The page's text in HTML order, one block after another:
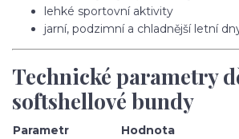
lehké sportovní aktivity
jarní, podzimní a chladnější letní
Technické parametry
softshellové bundy
Parametr
Hodnota